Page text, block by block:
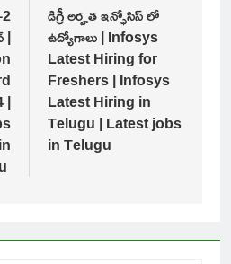
|
|
డిగ్రీ అర్హత ఇన్ఫోసిస్ లో
ఉద్యోగాలు | Infosys
Latest Hiring for
Freshers | Infosys
Latest Hiring in
Telugu | Latest jobs
in Telugu